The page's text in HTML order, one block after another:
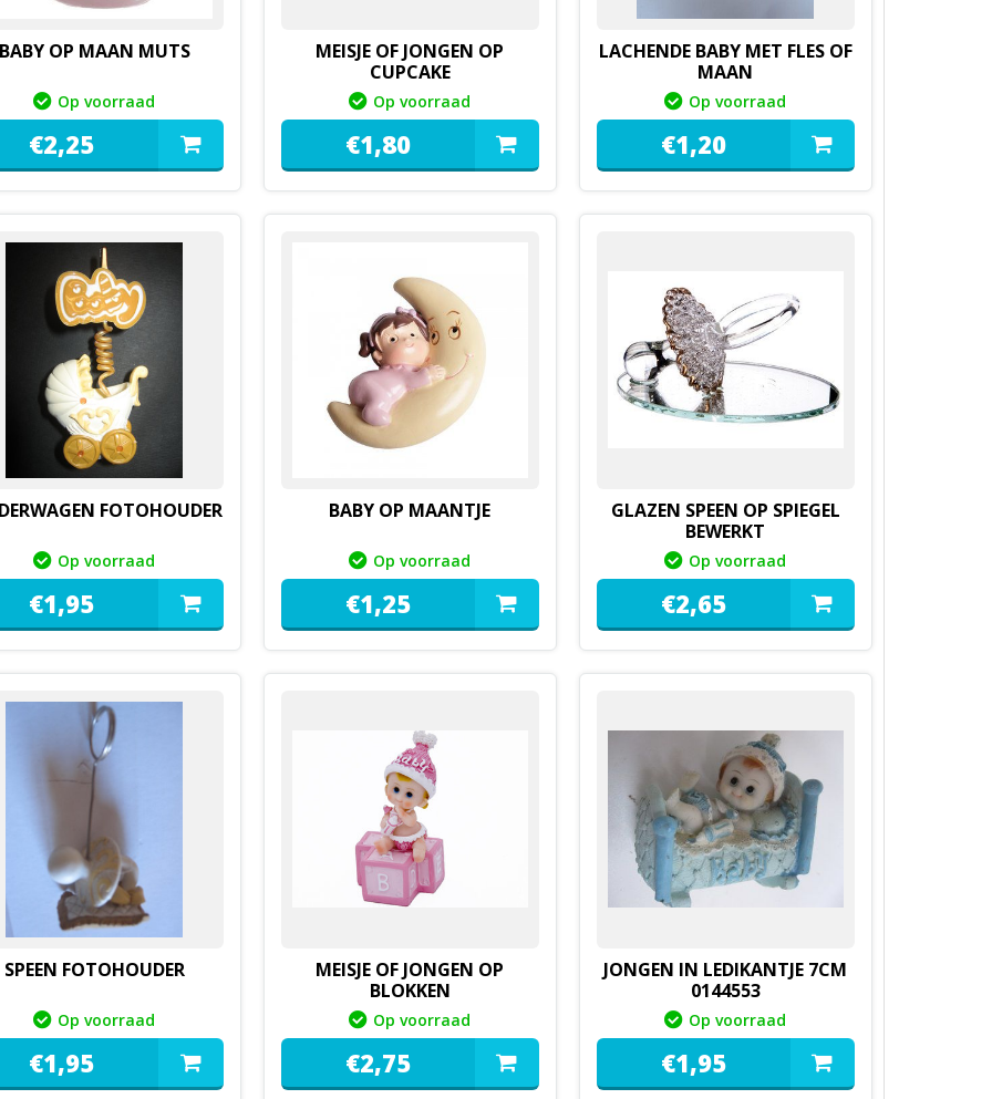
OP MAAN MUTS
Op voorraad
€2,25
MEISJE OF JONGEN OP
CUPCAKE
Op voorraad
€1,80
LACHENDE BABY MET FLES OF
MAAN
Op voorraad
€1,20
FOTOHOUDER
Op voorraad
€1,95
BABY OP MAANTJE
Op voorraad
€1,25
GLAZEN SPEEN OP SPIEGEL
BEWERKT
Op voorraad
€2,65
SPEEN FOTOHOUDER
Op voorraad
€1,95
MEISJE OF JONGEN OP
BLOKKEN
Op voorraad
€2,75
JONGEN IN LEDIKANTJE 7CM
0144553
Op voorraad
€1,95